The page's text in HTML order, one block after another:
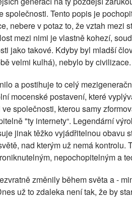
společnosti. Tento popis je
nebere v potaz to, že vztah mezi
mezi nimi je vlastně kohezí,
jako takové. Kdyby byl mladší
velmi kulhá), nebylo by civilizace.
a postihuje to celý
mocenské postavení, které
společnosti, kterou samy
"ty internety“. Legendární
jinak těžko vyjádřitelnou obavu
nad kterým už nemá kontrolu.
nepochopitelným a
změnily během světa a -
už to zdaleka není tak, že by